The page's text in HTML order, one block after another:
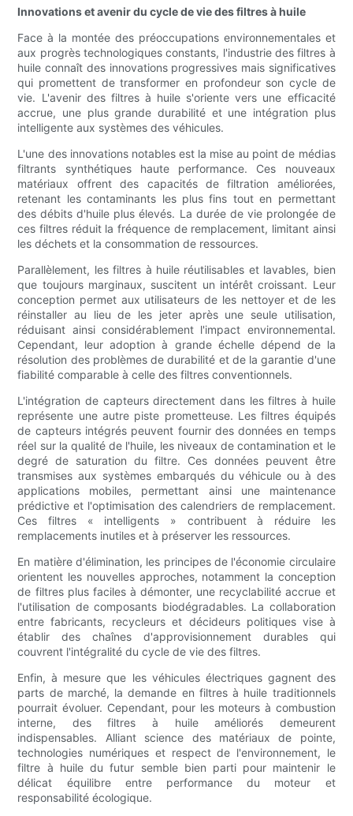
Innovations et avenir du cycle de vie des filtres à huile
Face à la montée des préoccupations environnementales et
aux progrès technologiques constants, l'industrie des filtres à
huile connaît des innovations progressives mais significatives
qui promettent de transformer en profondeur son cycle de
vie. L'avenir des filtres à huile s'oriente vers une efficacité
accrue, une plus grande durabilité et une intégration plus
intelligente aux systèmes des véhicules.
L'une des innovations notables est la mise au point de médias
filtrants synthétiques haute performance. Ces nouveaux
matériaux offrent des capacités de filtration améliorées,
retenant les contaminants les plus fins tout en permettant
des débits d'huile plus élevés. La durée de vie prolongée de
ces filtres réduit la fréquence de remplacement, limitant ainsi
les déchets et la consommation de ressources.
Parallèlement, les filtres à huile réutilisables et lavables, bien
que toujours marginaux, suscitent un intérêt croissant. Leur
conception permet aux utilisateurs de les nettoyer et de les
réinstaller au lieu de les jeter après une seule utilisation,
réduisant ainsi considérablement l'impact environnemental.
Cependant, leur adoption à grande échelle dépend de la
résolution des problèmes de durabilité et de la garantie d'une
fiabilité comparable à celle des filtres conventionnels.
L'intégration de capteurs directement dans les filtres à huile
représente une autre piste prometteuse. Les filtres équipés
de capteurs intégrés peuvent fournir des données en temps
réel sur la qualité de l'huile, les niveaux de contamination et le
degré de saturation du filtre. Ces données peuvent être
transmises aux systèmes embarqués du véhicule ou à des
applications mobiles, permettant ainsi une maintenance
prédictive et l'optimisation des calendriers de remplacement.
Ces filtres « intelligents » contribuent à réduire les
remplacements inutiles et à préserver les ressources.
En matière d'élimination, les principes de l'économie circulaire
orientent les nouvelles approches, notamment la conception
de filtres plus faciles à démonter, une recyclabilité accrue et
l'utilisation de composants biodégradables. La collaboration
entre fabricants, recycleurs et décideurs politiques vise à
établir des chaînes d'approvisionnement durables qui
couvrent l'intégralité du cycle de vie des filtres.
Enfin, à mesure que les véhicules électriques gagnent des
parts de marché, la demande en filtres à huile traditionnels
pourrait évoluer. Cependant, pour les moteurs à combustion
interne, des filtres à huile améliorés demeurent
indispensables. Alliant science des matériaux de pointe,
technologies numériques et respect de l'environnement, le
filtre à huile du futur semble bien parti pour maintenir le
délicat équilibre entre performance du moteur et
responsabilité écologique.